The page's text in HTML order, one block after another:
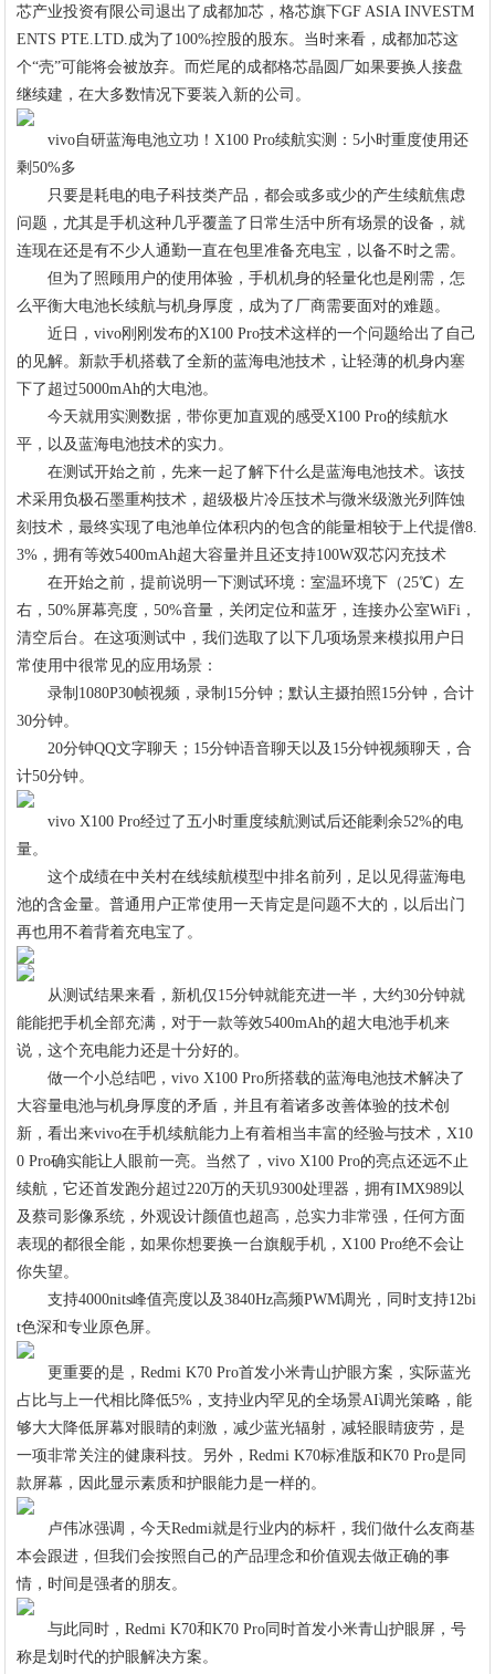
芯产业投资有限公司退出了成都加芯，格芯旗下GF ASIA INVESTM
ENTS PTE.LTD.成为了100%控股的股东。当时来看，成都加芯这
个“壳”可能将会被放弃。而烂尾的成都格芯晶圆厂如果要换人接盘
继续建，在大多数情况下要装入新的公司。
vivo自研蓝海电池立功！X100 Pro续航实测：5小时重度使用还
剩50%多
只要是耗电的电子科技类产品，都会或多或少的产生续航焦虑
问题，尤其是手机这种几乎覆盖了日常生活中所有场景的设备，就
连现在还是有不少人通勤一直在包里准备充电宝，以备不时之需。
但为了照顾用户的使用体验，手机机身的轻量化也是刚需，怎
么平衡大电池长续航与机身厚度，成为了厂商需要面对的难题。
近日，vivo刚刚发布的X100 Pro技术这样的一个问题给出了自己
的见解。新款手机搭载了全新的蓝海电池技术，让轻薄的机身内塞
下了超过5000mAh的大电池。
今天就用实测数据，带你更加直观的感受X100 Pro的续航水
平，以及蓝海电池技术的实力。
在测试开始之前，先来一起了解下什么是蓝海电池技术。该技
术采用负极石墨重构技术，超级极片冷压技术与微米级激光列阵蚀
刻技术，最终实现了电池单位体积内的包含的能量相较于上代提僧8.
3%，拥有等效5400mAh超大容量并且还支持100W双芯闪充技术
在开始之前，提前说明一下测试环境：室温环境下（25℃）左
右，50%屏幕亮度，50%音量，关闭定位和蓝牙，连接办公室WiFi，
清空后台。在这项测试中，我们选取了以下几项场景来模拟用户日
常使用中很常见的应用场景：
录制1080P30帧视频，录制15分钟；默认主摄拍照15分钟，合计
30分钟。
20分钟QQ文字聊天；15分钟语音聊天以及15分钟视频聊天，合
计50分钟。
vivo X100 Pro经过了五小时重度续航测试后还能剩余52%的电
量。
这个成绩在中关村在线续航模型中排名前列，足以见得蓝海电
池的含金量。普通用户正常使用一天肯定是问题不大的，以后出门
再也用不着背着充电宝了。
从测试结果来看，新机仅15分钟就能充进一半，大约30分钟就
能能把手机全部充满，对于一款等效5400mAh的超大电池手机来
说，这个充电能力还是十分好的。
做一个小总结吧，vivo X100 Pro所搭载的蓝海电池技术解决了
大容量电池与机身厚度的矛盾，并且有着诸多改善体验的技术创
新，看出来vivo在手机续航能力上有着相当丰富的经验与技术，X10
0 Pro确实能让人眼前一亮。当然了，vivo X100 Pro的亮点还远不止
续航，它还首发跑分超过220万的天玑9300处理器，拥有IMX989以
及蔡司影像系统，外观设计颜值也超高，总实力非常强，任何方面
表现的都很全能，如果你想要换一台旗舰手机，X100 Pro绝不会让
你失望。
支持4000nits峰值亮度以及3840Hz高频PWM调光，同时支持12bi
t色深和专业原色屏。
更重要的是，Redmi K70 Pro首发小米青山护眼方案，实际蓝光
占比与上一代相比降低5%，支持业内罕见的全场景AI调光策略，能
够大大降低屏幕对眼睛的刺激，减少蓝光辐射，减轻眼睛疲劳，是
一项非常关注的健康科技。另外，Redmi K70标准版和K70 Pro是同
款屏幕，因此显示素质和护眼能力是一样的。
卢伟冰强调，今天Redmi就是行业内的标杆，我们做什么友商基
本会跟进，但我们会按照自己的产品理念和价值观去做正确的事
情，时间是强者的朋友。
与此同时，Redmi K70和K70 Pro同时首发小米青山护眼屏，号
称是划时代的护眼解决方案。